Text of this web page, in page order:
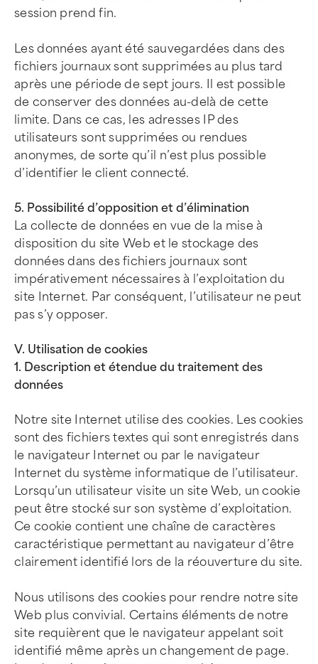
session prend fin.
Les données ayant été sauvegardées dans des
fichiers journaux sont supprimées au plus tard
après une période de sept jours. Il est possible
de conserver des données au-delà de cette
limite. Dans ce cas, les adresses IP des
utilisateurs sont supprimées ou rendues
anonymes, de sorte qu’il n’est plus possible
d’identifier le client connecté.
5. Possibilité d’opposition et d’élimination
La collecte de données en vue de la mise à
disposition du site Web et le stockage des
données dans des fichiers journaux sont
impérativement nécessaires à l’exploitation du
site Internet. Par conséquent, l’utilisateur ne peut
pas s’y opposer.
V. Utilisation de cookies
1. Description et étendue du traitement des
données
Notre site Internet utilise des cookies. Les cookies
sont des fichiers textes qui sont enregistrés dans
le navigateur Internet ou par le navigateur
Internet du système informatique de l’utilisateur.
Lorsqu’un utilisateur visite un site Web, un cookie
peut être stocké sur son système d’exploitation.
Ce cookie contient une chaîne de caractères
caractéristique permettant au navigateur d’être
clairement identifié lors de la réouverture du site.
Nous utilisons des cookies pour rendre notre site
Web plus convivial. Certains éléments de notre
site requièrent que le navigateur appelant soit
identifié même après un changement de page.